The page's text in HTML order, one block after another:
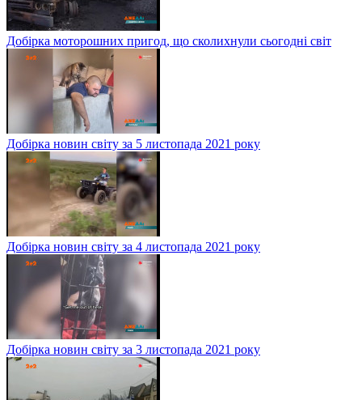
Добірка моторошних пригод, що сколихнули сьогодні світ
Добірка новин світу за 5 листопада 2021 року
Добірка новин світу за 4 листопада 2021 року
Добірка новин світу за 3 листопада 2021 року